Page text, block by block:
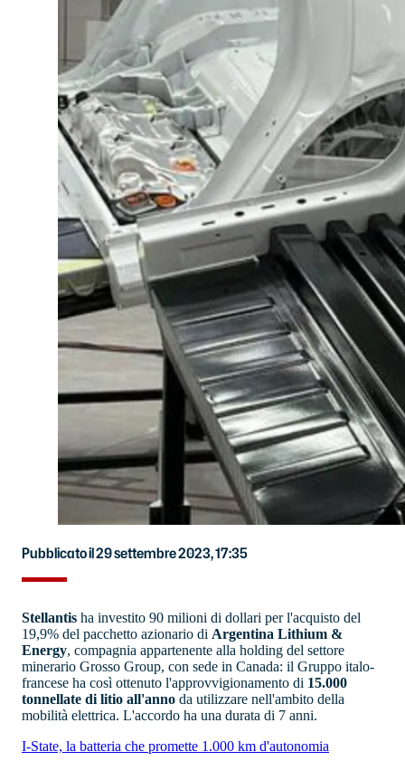
Pubblicato il 29 settembre 2023, 17:35
Stellantis ha investito 90 milioni di dollari per l'acquisto del
19,9% del pacchetto azionario di Argentina Lithium &
Energy, compagnia appartenente alla holding del settore
minerario Grosso Group, con sede in Canada: il Gruppo italo-
francese ha così ottenuto l'approvvigionamento di 15.000
tonnellate di litio all'anno da utilizzare nell'ambito della
mobilità elettrica. L'accordo ha una durata di 7 anni.
I-State, la batteria che promette 1.000 km d'autonomia